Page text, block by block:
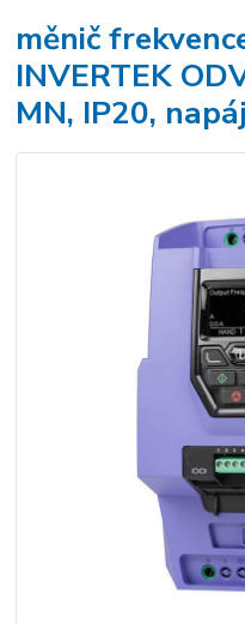
měnič
INVERTEK
MN, IP20,